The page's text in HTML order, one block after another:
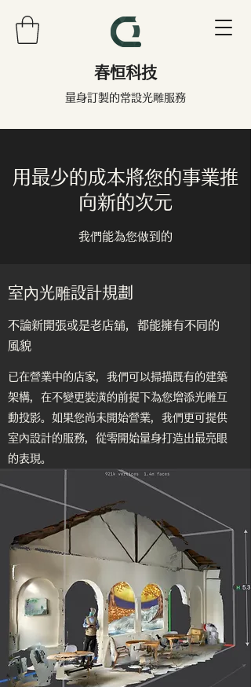
春恒科技
量身訂製的常設光雕服務
用最少的成本將您的事業推
向新的次元
我們能為您做到的
室內光雕設計規劃
不論新開張或是老店舖，都能擁有不同的
風貌
已在營業中的店家，我們可以掃描既有的建築
架構，在不變更裝潢的前提下為您增添光雕互
動投影。如果您尚未開始營業，我們更可提供
室內設計的服務，從零開始量身打造出最亮眼
的表現。